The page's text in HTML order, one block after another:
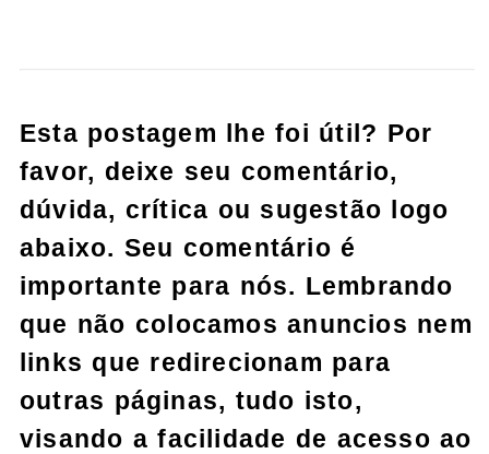
Esta postagem lhe foi útil? Por
favor, deixe seu comentário,
dúvida, crítica ou sugestão logo
abaixo. Seu comentário é
importante para nós. Lembrando
que não colocamos anuncios nem
links que redirecionam para
outras páginas, tudo isto,
visando a facilidade de acesso ao